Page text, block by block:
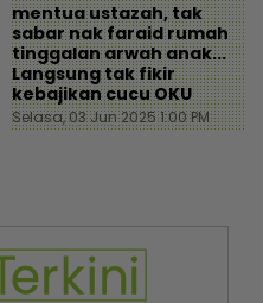
mentua ustazah, tak
sabar nak faraid rumah
tinggalan arwah anak...
Langsung tak fikir
kebajikan cucu OKU
Selasa, 03 Jun 2025 1:00 PM